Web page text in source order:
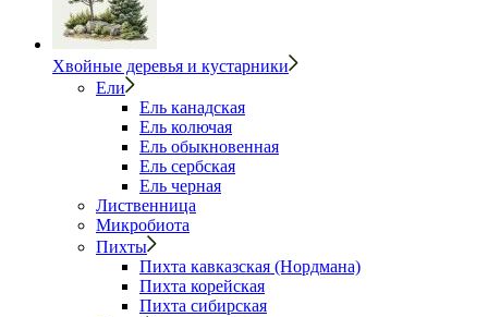
Хвойные деревья и кустарники
Ели
Ель канадская
Ель колючая
Ель обыкновенная
Ель сербская
Ель черная
Лиственница
Микробиота
Пихты
Пихта кавказская (Нордмана)
Пихта корейская
Пихта сибирская